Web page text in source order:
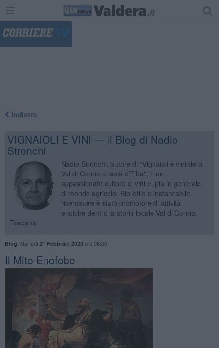
Indietro
VIGNAIOLI E VINI — il Blog di Nadio
Stronchi
Nadio Stronchi, autore di “Vignaioli e vini della
Val di Cornia e Isola d’Elba”, è un
appassionato cultore di vini e, più in generale,
di mondo agricolo. Bibliofilo e instancabile
ricercatore è stato promotore di attività
enoiche dentro la storia locale Val di Cornia,
Toscana
Blog Martedì 21 Febbraio 2023ore 08:00
Il Mito Enofobo